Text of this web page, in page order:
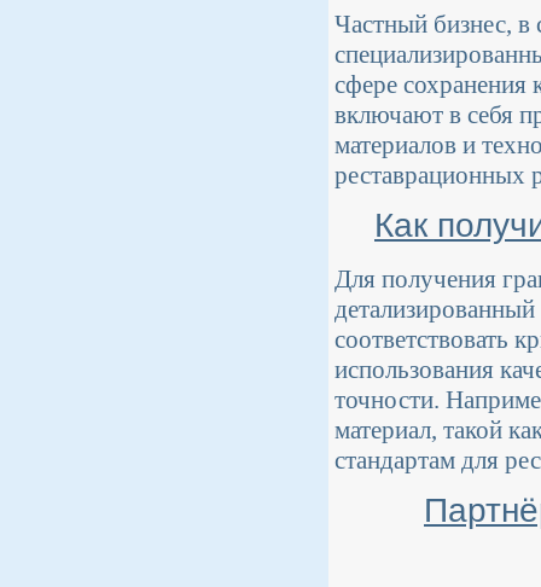
Частный бизнес,
сфере сохранения
включают в себя
материалов и
реставрационных
Как
Для получения
соответствовать
использования
точности.
материал, такой
стандартам для